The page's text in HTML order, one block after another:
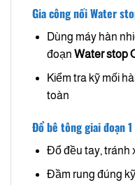
Gia công nối Water
Dùng máy hàn
đoạn Water stop
Kiểm tra kỹ mối
toàn
Đổ bê tông giai đoạn 1
Đổ đều tay, tránh
Đầm rung đúng